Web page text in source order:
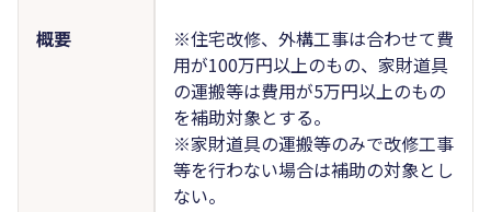
概要
※住宅改修、外構工事は合わせて費
用が100万円以上のもの、家財道具
の運搬等は費用が5万円以上のもの
を補助対象とする。
※家財道具の運搬等のみで改修工事
等を行わない場合は補助の対象とし
ない。